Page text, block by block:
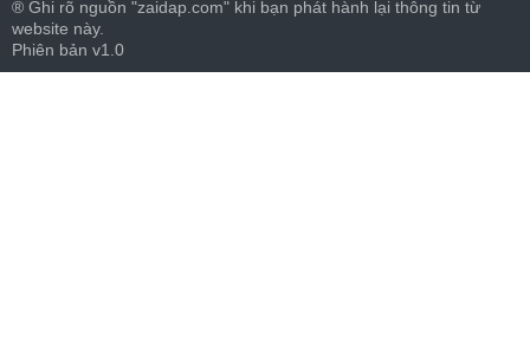
® Ghi rõ nguồn "zaidap.com" khi bạn phát hành lại thông tin từ
website này.
Phiên bản v1.0